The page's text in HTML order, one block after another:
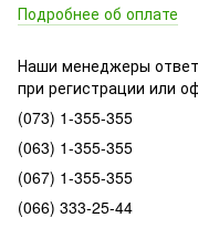
Подробнее об оплате
Наши менеджеры
при регистрации или
(073) 1-355-355
(063) 1-355-355
(067) 1-355-355
(066) 333-25-44